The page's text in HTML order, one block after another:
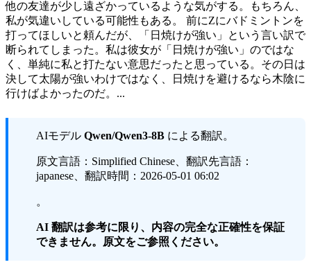
他の友達が少し遠ざかっているような気がする。もちろん、
私が気違いしている可能性もある。 前にZにバドミントンを
打ってほしいと頼んだが、「日焼けが強い」という言い訳で
断られてしまった。私は彼女が「日焼けが強い」のではな
く、単純に私と打たない意思だったと思っている。その日は
決して太陽が強いわけではなく、日焼けを避けるなら木陰に
行けばよかったのだ。...
AIモデル Qwen/Qwen3-8B による翻訳。
原文言語：Simplified Chinese、翻訳先言語：
japanese、翻訳時間：2026-05-01 06:02
。
AI 翻訳は参考に限り、内容の完全な正確性を保証
できません。原文をご参照ください。